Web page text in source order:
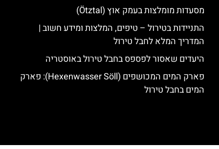
מסעדות מומלצות בעמק אוץ (Ötztal)
התניידות בטירול – טיפים, המלצות ומידע חשוב |
המדריך המלא לחבל טירול
היעדים שאסור לפספס בחבל טירול באוסטריה
פארק המים המכושפים (Hexenwasser Söll): פארק
המים בחבל טירול